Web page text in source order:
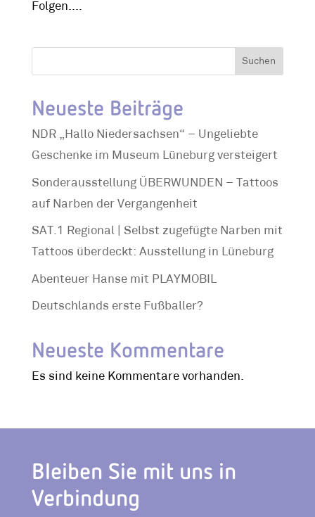
Folgen....
Suchen
Neueste Beiträge
NDR „Hallo Niedersachsen“ – Ungeliebte
Geschenke im Museum Lüneburg versteigert
Sonderausstellung ÜBERWUNDEN – Tattoos
auf Narben der Vergangenheit
SAT.1 Regional | Selbst zugefügte Narben mit
Tattoos überdeckt: Ausstellung in Lüneburg
Abenteuer Hanse mit PLAYMOBIL
Deutschlands erste Fußballer?
Neueste Kommentare
Es sind keine Kommentare vorhanden.
Bleiben Sie mit uns in
Verbindung